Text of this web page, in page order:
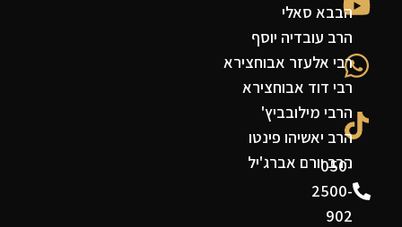
050-
2500-
902
הבבא סאלי
הרב עובדיה יוסף
רבי אלעזר אבוחצירא
רבי דוד אבוחצירא
הרבי מילובביץ'
הרב יאשיהו פינטו
הרב יורם אברג'יל